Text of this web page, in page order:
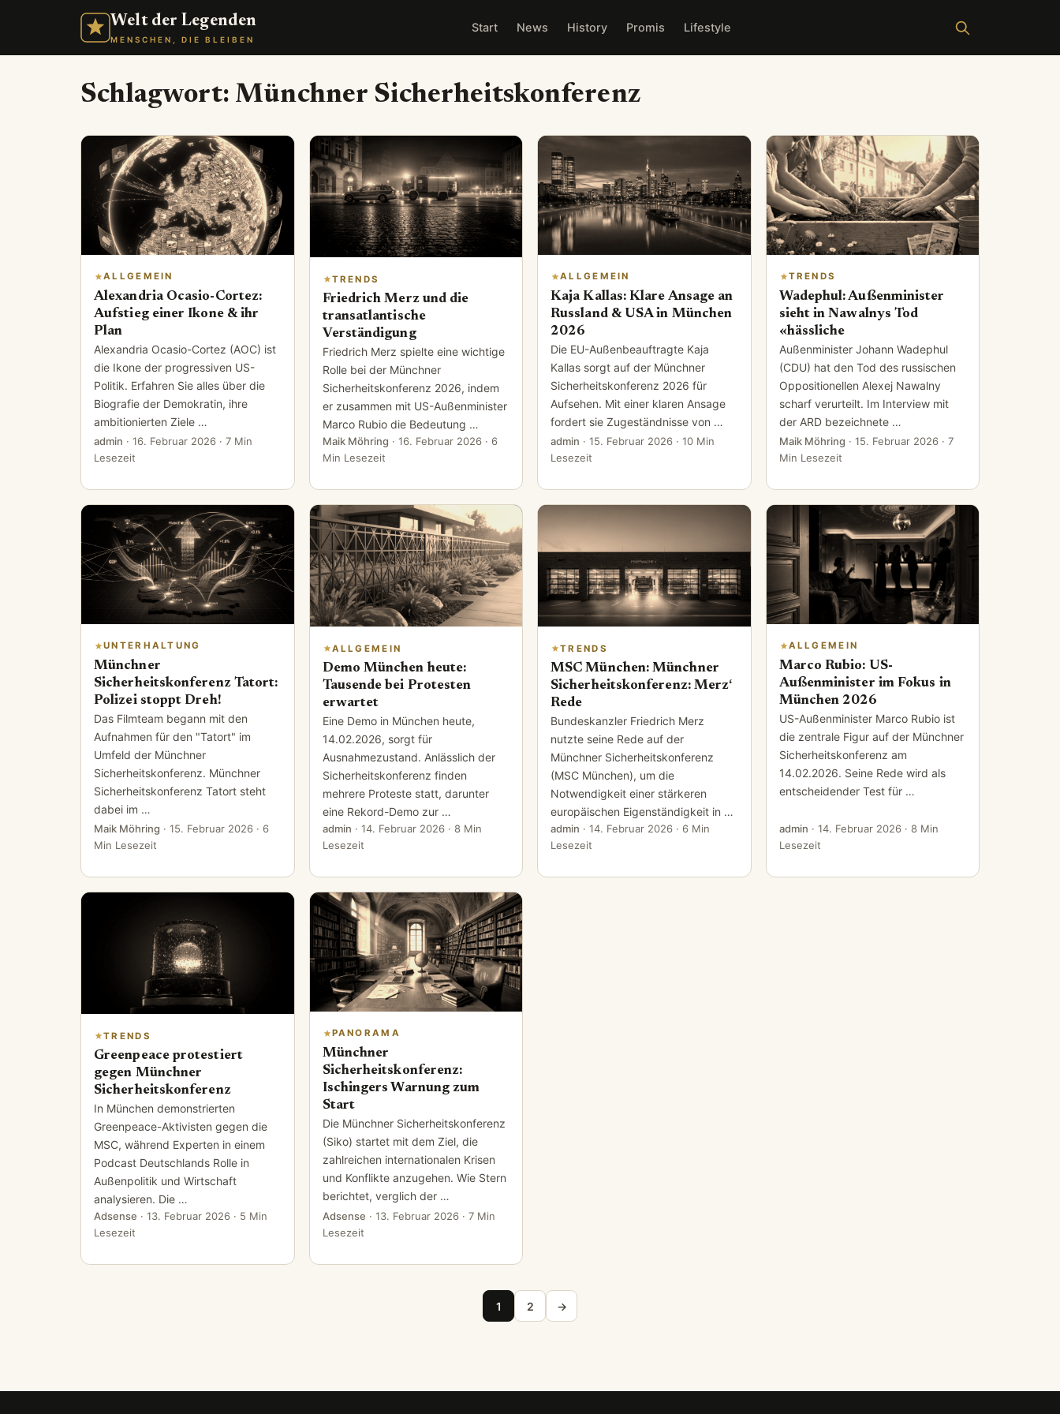
Welt der Legenden
MENSCHEN, DIE BLEIBEN
Start News History Promis Lifestyle
Schlagwort: Münchner Sicherheitskonferenz
ALLGEMEIN
Alexandria Ocasio-Cortez:
Aufstieg einer Ikone & ihr
Plan
Alexandria Ocasio-Cortez (AOC) ist
die Ikone der progressiven US-
Politik. Erfahren Sie alles über die
Biografie der Demokratin, ihre
ambitionierten Ziele …
admin · 16. Februar 2026 · 7 Min
Lesezeit
TRENDS
Friedrich Merz und die
transatlantische
Verständigung
Friedrich Merz spielte eine wichtige
Rolle bei der Münchner
Sicherheitskonferenz 2026, indem
er zusammen mit US-Außenminister
Marco Rubio die Bedeutung …
Maik Möhring · 16. Februar 2026· 6
Min Lesezeit
ALLGEMEIN
Kaja Kallas: Klare Ansage an
Russland & USA in München
2026
Die EU-Außenbeauftragte Kaja
Kallas sorgt auf der Münchner
Sicherheitskonferenz 2026 für
Aufsehen. Mit einer klaren Ansage
fordert sie Zugeständnisse von …
admin · 15. Februar 2026 · 10 Min
Lesezeit
TRENDS
Wadephul: Außenminister
sieht in Nawalnys Tod
«hässliche
Außenminister Johann Wadephul
(CDU) hat den Tod des russischen
Oppositionellen Alexej Nawalny
scharf verurteilt. Im Interview mit
der ARD bezeichnete …
Maik Möhring · 15. Februar 2026· 7
Min Lesezeit
UNTERHALTUNG
Münchner
Sicherheitskonferenz Tatort:
Polizei stoppt Dreh!
Das Filmteam begann mit den
Aufnahmen für den "Tatort" im
Umfeld der Münchner
Sicherheitskonferenz. Münchner
Sicherheitskonferenz Tatort steht
dabei im …
Maik Möhring · 15. Februar 2026 · 6
Min Lesezeit
ALLGEMEIN
Demo München heute:
Tausende bei Protesten
erwartet
Eine Demo in München heute,
14.02.2026, sorgt für
Ausnahmezustand. Anlässlich der
Sicherheitskonferenz finden
mehrere Proteste statt, darunter
eine Rekord-Demo zur …
admin · 14. Februar 2026· 8 Min
Lesezeit
TRENDS
MSC München: Münchner
Sicherheitskonferenz: Merz‘
Rede
Bundeskanzler Friedrich Merz
nutzte seine Rede auf der
Münchner Sicherheitskonferenz
(MSC München), um die
Notwendigkeit einer stärkeren
europäischen Eigenständigkeit in …
admin · 14. Februar 2026 · 6 Min
Lesezeit
ALLGEMEIN
Marco Rubio: US-
Außenminister im Fokus in
München 2026
US-Außenminister Marco Rubio ist
die zentrale Figur auf der Münchner
Sicherheitskonferenz am
14.02.2026. Seine Rede wird als
entscheidender Test für …
admin · 14. Februar 2026· 8 Min
Lesezeit
TRENDS
Greenpeace protestiert
gegen Münchner
Sicherheitskonferenz
In München demonstrierten
Greenpeace-Aktivisten gegen die
MSC, während Experten in einem
Podcast Deutschlands Rolle in
Außenpolitik und Wirtschaft
analysieren. Die …
Adsense · 13. Februar 2026 · 5 Min
Lesezeit
PANORAMA
Münchner
Sicherheitskonferenz:
Ischingers Warnung zum
Start
Die Münchner Sicherheitskonferenz
(Siko) startet mit dem Ziel, die
zahlreichen internationalen Krisen
und Konflikte anzugehen. Wie Stern
berichtet, verglich der …
Adsense · 13. Februar 2026· 7 Min
Lesezeit
1 2 →